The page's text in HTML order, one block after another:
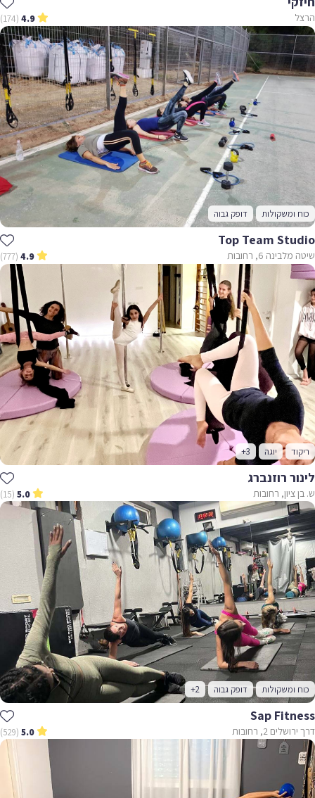
הרצל 4.9
(174)
כוח ומשקולות דופק גבוה
Top Team Studio
שיטה מלבינה 6, רחובות 4.9
(777)
ריקוד יוגה +3
לינור רוזנברג
ש. בן ציון, רחובות 5.0
(15)
כוח ומשקולות דופק גבוה +2
Sap Fitness
דרך ירושלים 2, רחובות 5.0
(529)